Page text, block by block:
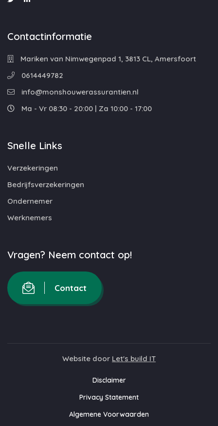
Contactinformatie
Mariken van Nimwegenpad 1, 3813 CL, Amersfoort
0614449782
info@monshouwerassurantien.nl
Ma - Vr 08:30 - 20:00 | Za 10:00 - 17:00
Snelle Links
Verzekeringen
Bedrijfsverzekeringen
Ondernemer
Werknemers
Vragen? Neem contact op!
Contact
Website door Let's build IT
Disclaimer
Privacy Statement
Algemene Voorwaarden